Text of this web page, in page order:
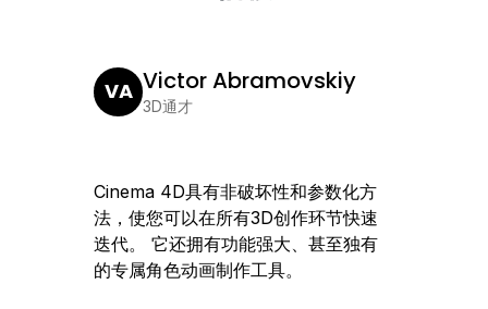
VA Victor Abramovskiy
3D通才
Cinema 4D具有非破坏性和参数化方
法，使您可以在所有3D创作环节快速
迭代。 它还拥有功能强大、甚至独有
的专属角色动画制作工具。